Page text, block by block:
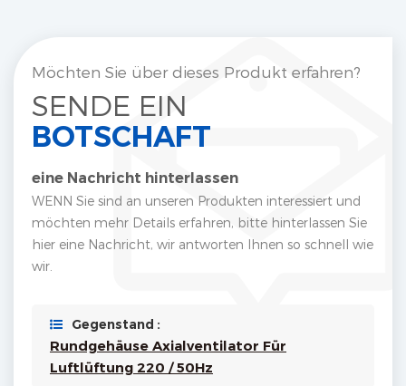
Möchten Sie über dieses Produkt erfahren?
SENDE EIN
BOTSCHAFT
eine Nachricht hinterlassen
WENN Sie sind an unseren Produkten interessiert und
möchten mehr Details erfahren, bitte hinterlassen Sie
hier eine Nachricht, wir antworten Ihnen so schnell wie
wir.
Gegenstand :
Rundgehäuse Axialventilator Für
Luftlüftung 220 / 50Hz